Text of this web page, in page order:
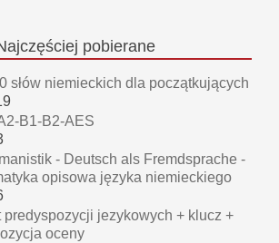
pobierane
słów niemieckich dla początkujących
B1-B2-AES
- Deutsch als Fremdsprache -
opisowa języka niemieckiego
predyspozycji jezykowych + klucz +
oceny